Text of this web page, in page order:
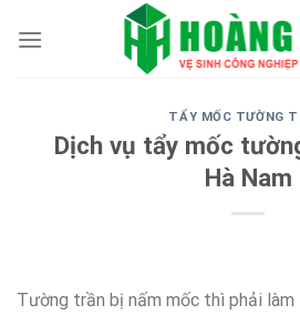
TẨY MỐC TƯỜNG
Dịch vụ tẩy mốc
Hà Nam
Tường trần bị nấm mốc thì phải làm